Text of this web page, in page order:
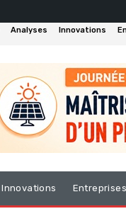
Analyses Innovations
Innovations Entreprises